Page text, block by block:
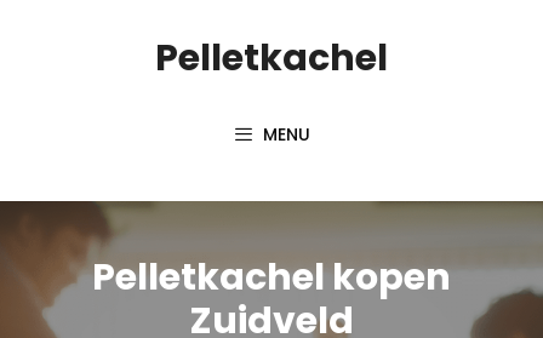
Pelletkachel
MENU
Pelletkachel kopen
Zuidveld